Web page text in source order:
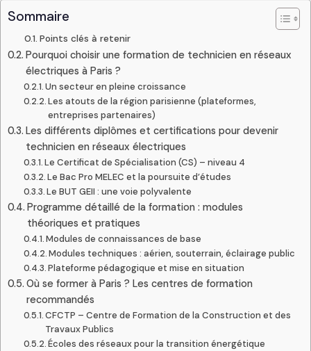
Sommaire
Points clés à retenir
Pourquoi choisir une formation de technicien en réseaux
électriques à Paris ?
Un secteur en pleine croissance
Les atouts de la région parisienne (plateformes,
entreprises partenaires)
Les différents diplômes et certifications pour devenir
technicien en réseaux électriques
Le Certificat de Spécialisation (CS) – niveau 4
Le Bac Pro MELEC et la poursuite d’études
Le BUT GEII : une voie polyvalente
Programme détaillé de la formation : modules
théoriques et pratiques
Modules de connaissances de base
Modules techniques : aérien, souterrain, éclairage public
Plateforme pédagogique et mise en situation
Où se former à Paris ? Les centres de formation
recommandés
CFCTP – Centre de Formation de la Construction et des
Travaux Publics
Écoles des réseaux pour la transition énergétique